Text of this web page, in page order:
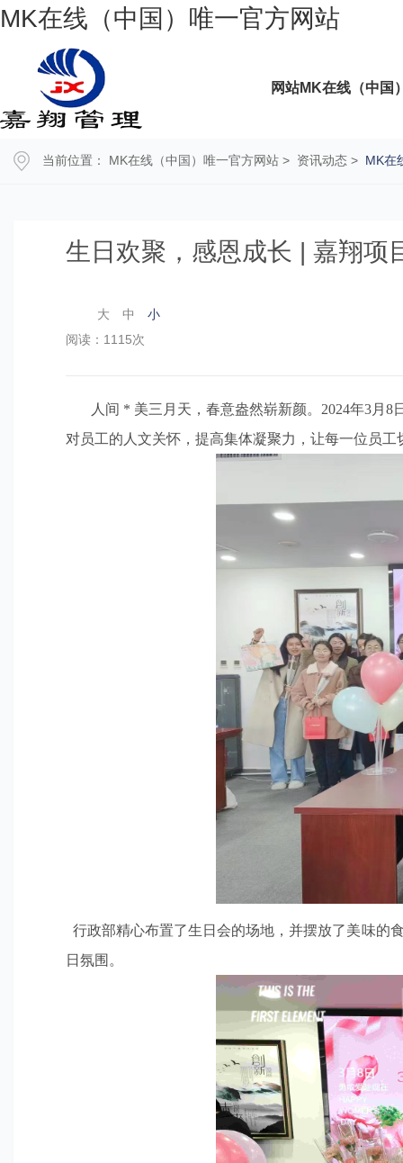
MK在线（中国）唯一官方网站
网站MK在线（中国
当前位置： MK在线（中国）唯一官方网站 > 资讯动态 > MK在
生日欢聚，感恩成长 | 嘉翔项
大 中
小
阅读：1115次
人间 * 美三月天，春意盎然崭新颜。2024年3月
对员工的人文关怀，提高集体凝聚力，让每一位员
行政部精心布置了生日会的场地，并摆放了美味的
日氛围。